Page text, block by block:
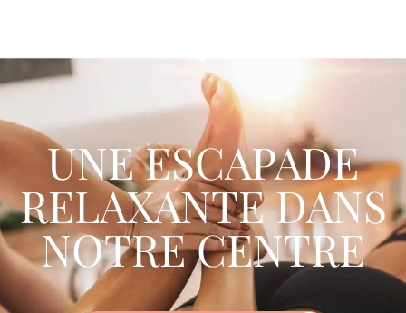
UNE ESCAPADE
RELAXANTE DANS
NOTRE CENTRE